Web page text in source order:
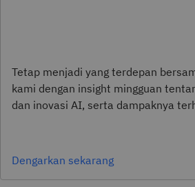
Tetap menjadi yang terdepan
kami dengan insight mingguan
dan inovasi AI, serta dampaknya
Dengarkan sekarang